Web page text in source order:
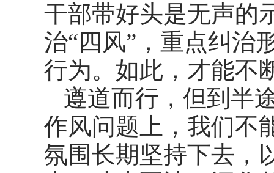
干部带好头是无声的
治“四风”，重点纠治
行为。如此，才能不
遵道而行，但到半
作风问题上，我们不
氛围长期坚持下去，